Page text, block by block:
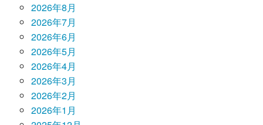
2026年8月
2026年7月
2026年6月
2026年5月
2026年4月
2026年3月
2026年2月
2026年1月